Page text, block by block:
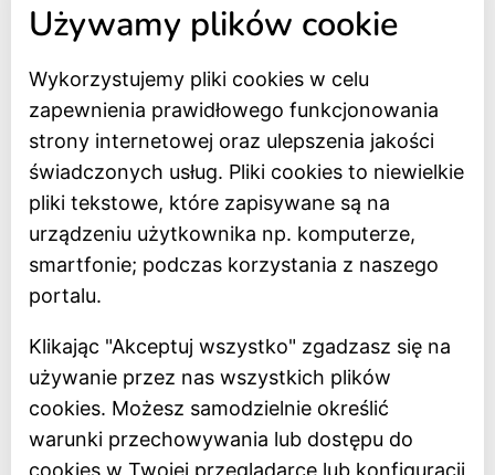
Strona główna
Bilety online
BIP
Oceń Muzeum
Newsletter
Deklaracja dostępności
Regulamin
Dostępność
Projekt dofinansowany z Unii Europejskiej
Używamy plików cookie
Wykorzystujemy pliki cookies w celu
zapewnienia prawidłowego funkcjonowania
strony internetowej oraz ulepszenia jakości
świadczonych usług. Pliki cookies to niewielkie
pliki tekstowe, które zapisywane są na
urządzeniu użytkownika np. komputerze,
smartfonie; podczas korzystania z naszego
portalu.
Klikając "Akceptuj wszystko" zgadzasz się na
używanie przez nas wszystkich plików
cookies. Możesz samodzielnie określić
warunki przechowywania lub dostępu do
cookies w Twojej przeglądarce lub konfiguracji